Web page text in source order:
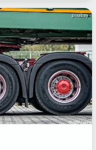
pixabay